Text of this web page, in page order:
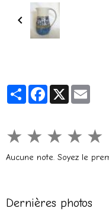
PartagerFacebook
X
★ ★ ★ ★ ★
Aucune note. Soyez le
Dernières photos